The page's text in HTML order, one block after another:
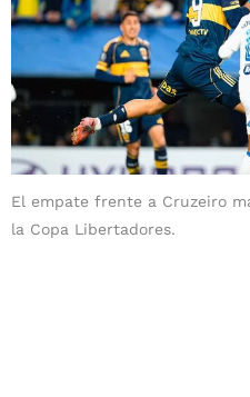
El empate frente a Cruzeiro
la Copa Libertadores.